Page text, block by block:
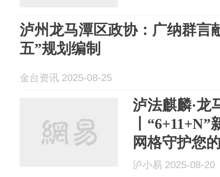
泸州龙马潭区政协：广纳群言
五”规划编制
金台资讯 2025-08-25
泸法麒麟·龙
丨
网格守护您
泸小易 2025-08-20